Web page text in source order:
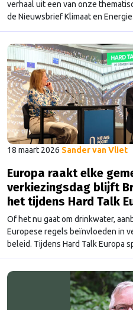
verhaal uit een van onze
de Nieuwsbrief Klimaat en
de vogels en in het bloed van
de schade groot is, klinkt de
luider.
18 maart 2026 Sander van Vliet
Europa raakt elke
verkiezingsdag blijft
het tijdens Hard Talk
Of het nu gaat om drinkwater,
Europese regels beïnvloeden in
beleid. Tijdens Hard Talk Europa
en Judith Sargentini hierover
Baljeu. De boodschap: Brussel is